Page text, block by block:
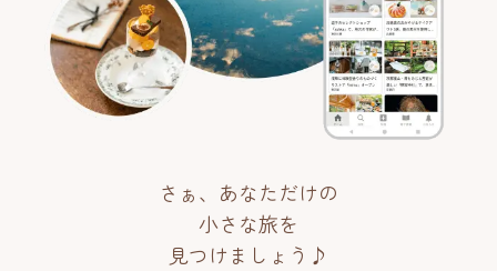
さぁ、あなただけの
小さな旅を
見つけましょう♪